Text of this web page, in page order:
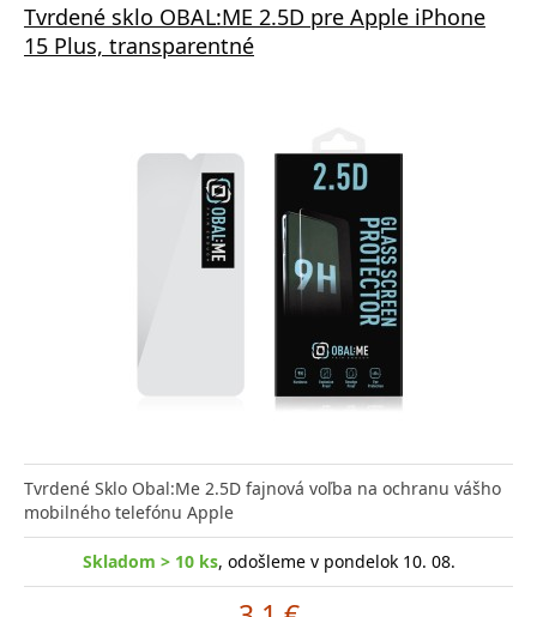
Tvrdené sklo OBAL:ME 2.5D pre Apple iPhone
15 Plus, transparentné
Tvrdené Sklo Obal:Me 2.5D fajnová voľba na ochranu vášho
mobilného telefónu Apple
Skladom > 10 ks, odošleme v pondelok 10. 08.